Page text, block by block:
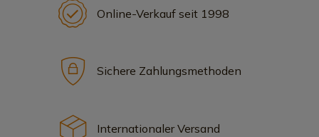
Online-Verkauf seit 1998
Sichere Zahlungsmethoden
Internationaler Versand